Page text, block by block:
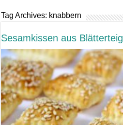
Tag Archives: knabbern
Sesamkissen aus Blätterteig